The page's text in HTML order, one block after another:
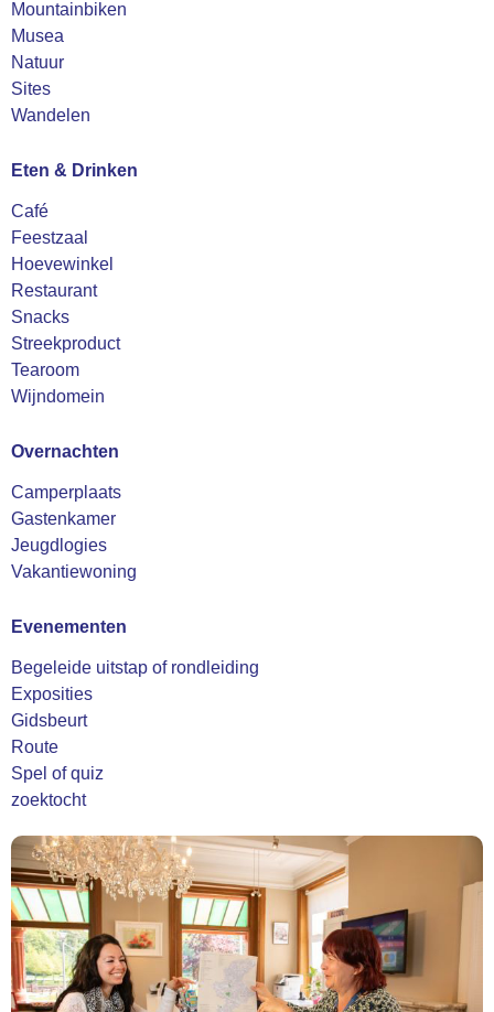
Mountainbiken
Musea
Natuur
Sites
Wandelen
Eten & Drinken
Café
Feestzaal
Hoevewinkel
Restaurant
Snacks
Streekproduct
Tearoom
Wijndomein
Overnachten
Camperplaats
Gastenkamer
Jeugdlogies
Vakantiewoning
Evenementen
Begeleide uitstap of rondleiding
Exposities
Gidsbeurt
Route
Spel of quiz
zoektocht